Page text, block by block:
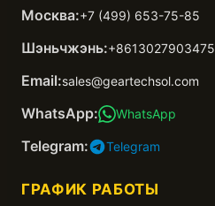
Москва:+7 (499) 653-75-85
Шэньчжэнь:+8613027903475
Email:sales@geartechsol.com
WhatsApp: WhatsApp
Telegram: Telegram
ГРАФИК РАБОТЫ